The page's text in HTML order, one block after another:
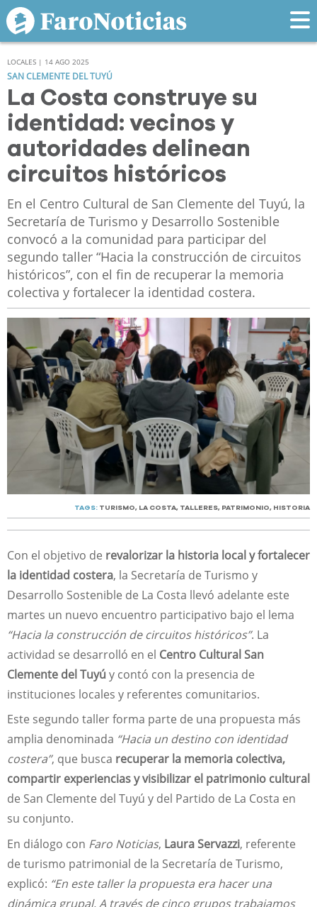
LOCALES | 14 AGO 2025
SAN CLEMENTE DEL TUYÚ
La Costa construye su
identidad: vecinos y
autoridades delinean
circuitos históricos
En el Centro Cultural de San Clemente del Tuyú, la
Secretaría de Turismo y Desarrollo Sostenible
convocó a la comunidad para participar del
segundo taller “Hacia la construcción de circuitos
históricos”, con el fin de recuperar la memoria
colectiva y fortalecer la identidad costera.
TAGS: TURISMO, LA COSTA, TALLERES, PATRIMONIO, HISTORIA
Con el objetivo de revalorizar la historia local y fortalecer
la identidad costera, la Secretaría de Turismo y
Desarrollo Sostenible de La Costa llevó adelante este
martes un nuevo encuentro participativo bajo el lema
“Hacia la construcción de circuitos históricos”. La
actividad se desarrolló en el Centro Cultural San
Clemente del Tuyú y contó con la presencia de
instituciones locales y referentes comunitarios.
Este segundo taller forma parte de una propuesta más
amplia denominada “Hacia un destino con identidad
costera”, que busca recuperar la memoria colectiva,
compartir experiencias y visibilizar el patrimonio cultural
de San Clemente del Tuyú y del Partido de La Costa en
su conjunto.
En diálogo con Faro Noticias, Laura Servazzi, referente
de turismo patrimonial de la Secretaría de Turismo,
explicó: “En este taller la propuesta era hacer una
dinámica grupal. A través de cinco grupos trabajamos